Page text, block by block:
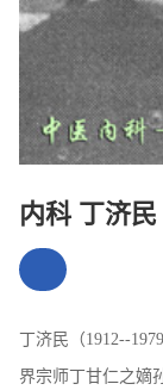
内科 丁济民
丁济民（1912--
界宗师丁甘仁之嫡